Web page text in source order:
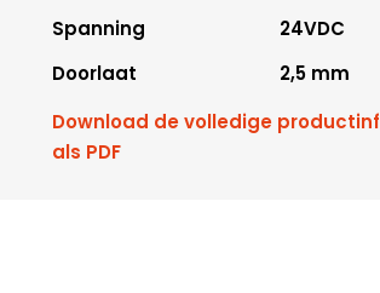
Spanning
24VDC
Doorlaat
2,5 mm
Download de volledige
als PDF